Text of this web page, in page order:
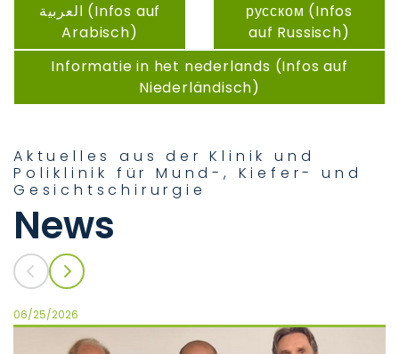
العربية (Infos auf
Arabisch)
русском (Infos
auf Russisch)
Informatie in het nederlands (Infos auf
Niederländisch)
Aktuelles aus der Klinik und
Poliklinik für Mund-, Kiefer- und
Gesichtschirurgie
News
06/25/2026